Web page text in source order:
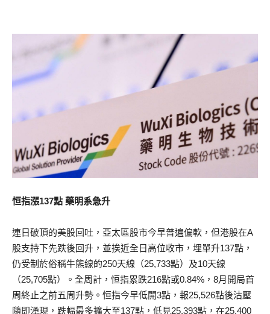
恒指漲137點 藥明系急升
連日破頂的美股回吐，亞太區股市今早普遍偏軟，但港股在A
股支持下先跌後回升，並挨近全日高位收市，埋單升137點，
仍受制於俗稱牛熊線的250天線（25,733點）及10天線
（25,705點）。全周計，恒指累跌216點或0.84%，8月開局首
周終止之前五周升勢。恒指今早低開3點，報25,526點後沽壓
隨即湧現，跌幅最多擴大至137點，低見25,393點，在25,400